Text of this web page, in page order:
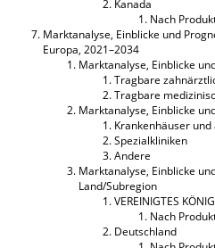
Kanada
Nach
Marktanalyse, Einblicke und
Europa, 2021–2034
Marktanalyse, Einblicke
Tragbare
Tragbare
Marktanalyse, Einblicke
Krankenhäuser
Spezialkliniken
Andere
Marktanalyse, Einblicke
Land/Subregion
VEREINIGTES
Nach
Deutschland